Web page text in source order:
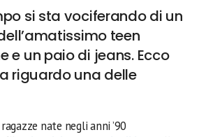
si sta vociferando di un
teen
e un paio di jeans. Ecco
riguardo una delle
nate negli anni ’90